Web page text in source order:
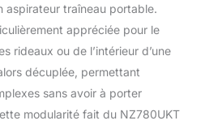
aspirateur traîneau portable.
appréciée pour le
rideaux ou de l’intérieur d’une
décuplée, permettant
sans avoir à porter
modularité fait du NZ780UKT